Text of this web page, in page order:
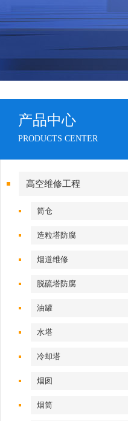
产品中心
PRODUCTS CENTER
高空维修工程
筒仓
造粒塔防腐
烟道维修
脱硫塔防腐
油罐
水塔
冷却塔
烟囱
烟筒